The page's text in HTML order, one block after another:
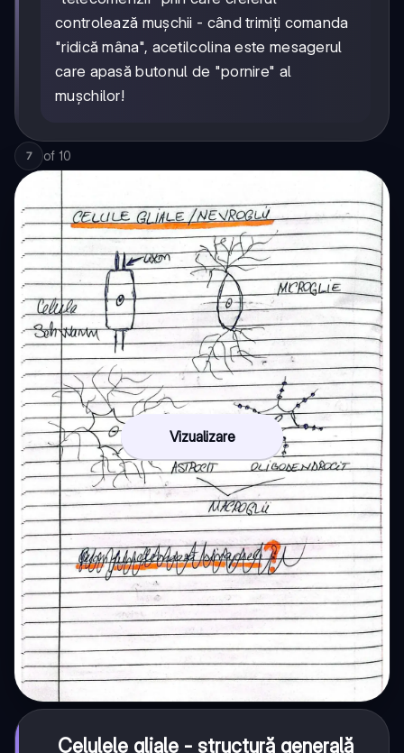
controlează mușchii - când trimiți comanda
"ridică mâna", acetilcolina este mesagerul
care apasă butonul de "pornire" al
mușchilor!
7 of 10
Vizualizare
Celulele gliale - structură generală